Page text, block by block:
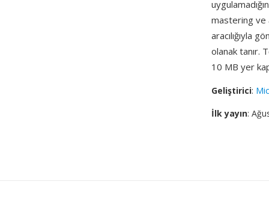
mastering ve
aracılığıyla
olanak tanır.
10 MB yer
Geliştirici:
İlk yayın: